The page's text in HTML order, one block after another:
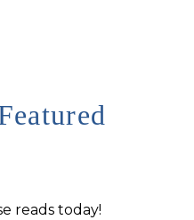
reads today!